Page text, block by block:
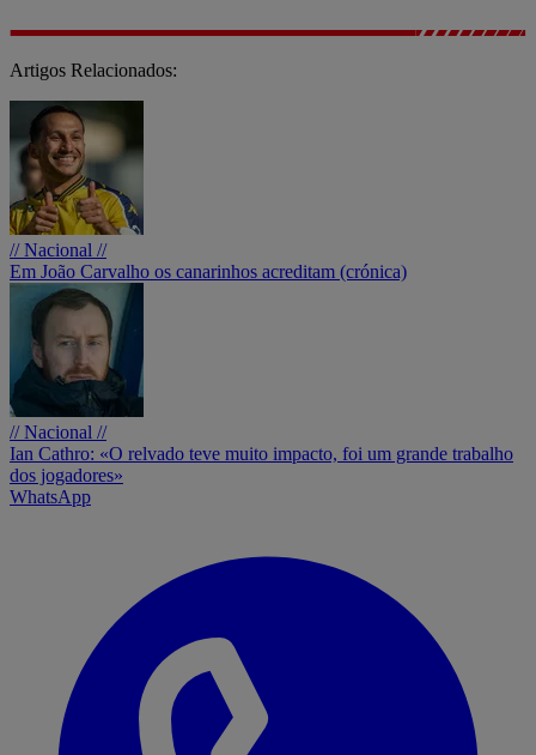
Artigos Relacionados:
// Nacional //
Em João Carvalho os canarinhos acreditam (crónica)
// Nacional //
Ian Cathro: «O relvado teve muito impacto, foi um grande trabalho
dos jogadores»
WhatsApp